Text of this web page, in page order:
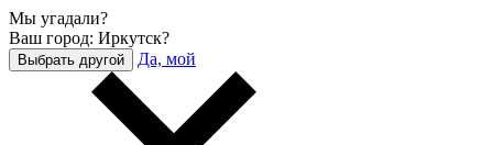
Мы угадали?
Ваш город: Иркутск?
Выбрать другой Да, мой